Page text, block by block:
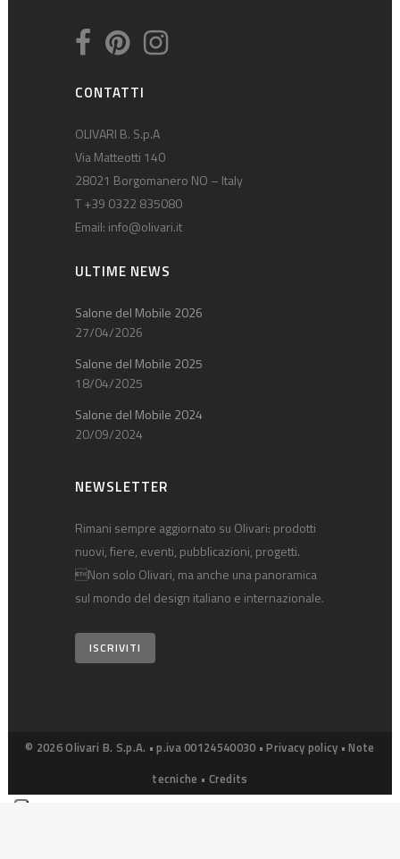
CONTATTI
OLIVARI B. S.p.A
Via Matteotti 140
28021 Borgomanero NO – Italy
T +39 0322 835080
Email: info@olivari.it
ULTIME NEWS
Salone del Mobile 2026
27/04/2026
Salone del Mobile 2025
18/04/2025
Salone del Mobile 2024
20/09/2024
NEWSLETTER
Rimani sempre aggiornato su Olivari: prodotti
nuovi, fiere, eventi, pubblicazioni, progetti.
Non solo Olivari, ma anche una panoramica
sul mondo del design italiano e internazionale.
ISCRIVITI
© 2026 Olivari B. S.p.A. • p.iva 00124540030 •Privacy policy •Note
tecniche • Credits